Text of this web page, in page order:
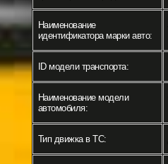
Наименование
идентификатора марки авто:
ID модели транспорта:
Наименование модели
автомобиля:
Тип движка в ТС: